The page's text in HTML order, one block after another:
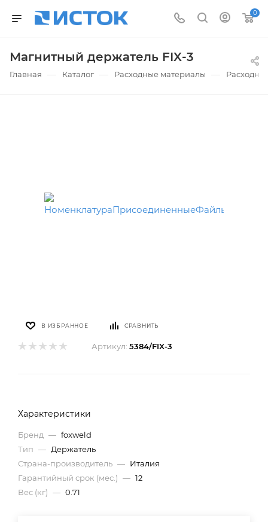
0
Магнитный держатель FIX-3
Главная — Каталог — Расходные материалы —
В ИЗБРАННОЕ СРАВНИТЬ
Артикул: 5384/FIX-3
Характеристики
Бренд — foxweld
Тип — Держатель
Страна-производитель — Италия
Гарантийный срок (мес.) — 12
Вес (кг) — 0.71